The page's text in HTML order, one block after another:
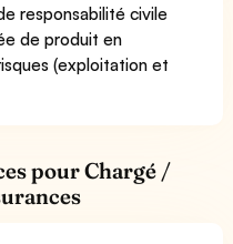
responsabilité civile
de produit en
(exploitation et
pour Chargé /